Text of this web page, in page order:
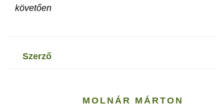
követően
szerző
MOLNÁR MÁRTON